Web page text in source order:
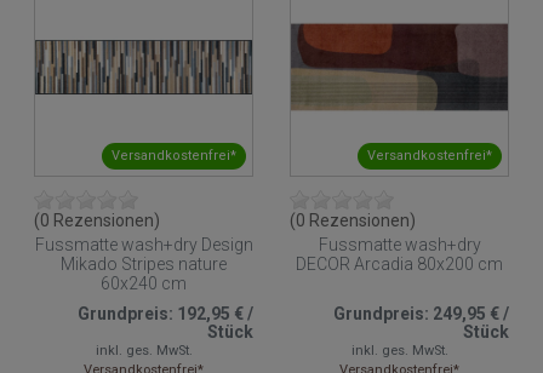
Versandkostenfrei*
(0 Rezensionen)
Fussmatte wash+dry Design
Mikado Stripes nature
60x240 cm
Grundpreis: 192,95 €/
Stück
inkl. ges. MwSt.
Versandkostenfrei*
Versandkostenfrei*
(0 Rezensionen)
Fussmatte wash+dry
DECOR Arcadia 80x200 cm
Grundpreis: 249,95 €/
Stück
inkl. ges. MwSt.
Versandkostenfrei*